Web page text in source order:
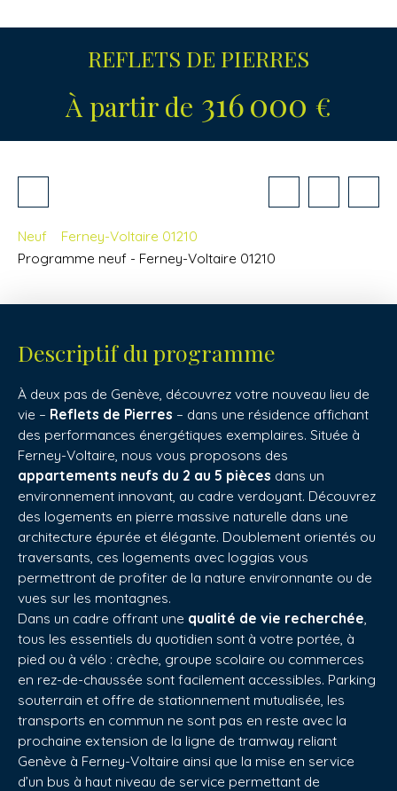
REFLETS DE PIERRES
À partir de 316 000 €
Neuf
Ferney-Voltaire 01210
Programme neuf - Ferney-Voltaire 01210
Descriptif du programme
À deux pas de Genève, découvrez votre nouveau lieu de
vie – Reflets de Pierres – dans une résidence affichant
des performances énergétiques exemplaires. Située à
Ferney-Voltaire, nous vous proposons des
appartements neufs du 2 au 5 pièces dans un
environnement innovant, au cadre verdoyant. Découvrez
des logements en pierre massive naturelle dans une
architecture épurée et élégante. Doublement orientés ou
traversants, ces logements avec loggias vous
permettront de profiter de la nature environnante ou de
vues sur les montagnes.
Dans un cadre offrant une qualité de vie recherchée
tous les essentiels du quotidien sont à votre portée, à
pied ou à vélo : crèche, groupe scolaire ou commerces
en rez-de-chaussée sont facilement accessibles. Parking
souterrain et offre de stationnement mutualisée, les
transports en commun ne sont pas en reste avec la
prochaine extension de la ligne de tramway reliant
Genève à Ferney-Voltaire ainsi que la mise en service
d’un bus à haut niveau de service permettant de